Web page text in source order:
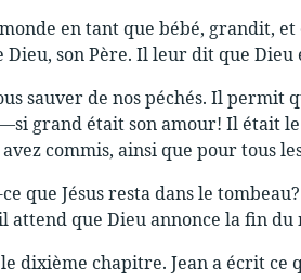
en tant que bébé, grandit,
Dieu, son Père. Il leur dit que
sauver de nos péchés. Il permit
grand était son amour! Il était
commis, ainsi que pour tous
que Jésus resta dans le
que Dieu annonce la fin du
dixième chapitre. Jean a écrit